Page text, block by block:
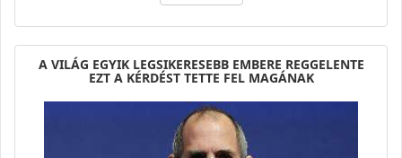
A VILÁG EGYIK LEGSIKERESEBB EMBERE REGGELENTE
EZT A KÉRDÉST TETTE FEL MAGÁNAK